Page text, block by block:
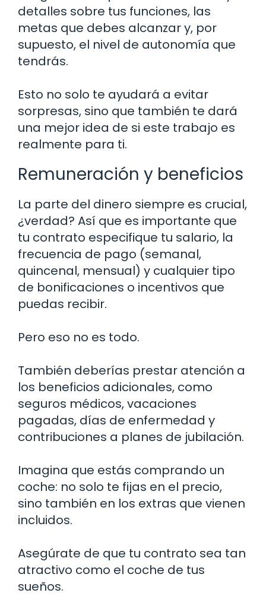
detalles sobre tus funciones, las
metas que debes alcanzar y, por
supuesto, el nivel de autonomía que
tendrás.
Esto no solo te ayudará a evitar
sorpresas, sino que también te dará
una mejor idea de si este trabajo es
realmente para ti.
Remuneración y beneficios
La parte del dinero siempre es crucial,
¿verdad? Así que es importante que
tu contrato especifique tu salario, la
frecuencia de pago (semanal,
quincenal, mensual) y cualquier tipo
de bonificaciones o incentivos que
puedas recibir.
Pero eso no es todo.
También deberías prestar atención a
los beneficios adicionales, como
seguros médicos, vacaciones
pagadas, días de enfermedad y
contribuciones a planes de jubilación.
Imagina que estás comprando un
coche: no solo te fijas en el precio,
sino también en los extras que vienen
incluidos.
Asegúrate de que tu contrato sea tan
atractivo como el coche de tus
sueños.